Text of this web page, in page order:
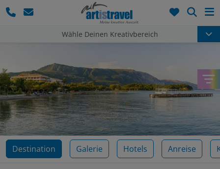
Wähle Deinen Kreativbereich
Destination Galerie Hotels Anreise